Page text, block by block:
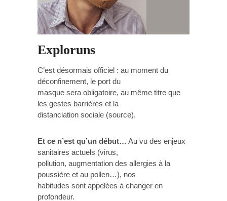
Exploruns
C’est désormais officiel : au moment du
déconfinement, le port du
masque sera obligatoire, au même titre que
les gestes barrières et la
distanciation sociale (source).
Et ce n’est qu’un début… Au vu des enjeux
sanitaires actuels (virus,
pollution, augmentation des allergies à la
poussière et au pollen…), nos
habitudes sont appelées à changer en
profondeur.